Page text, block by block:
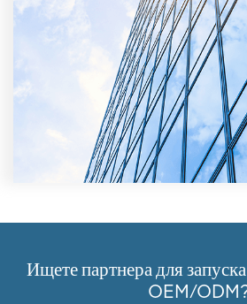
Ищете партнера для
OEM/